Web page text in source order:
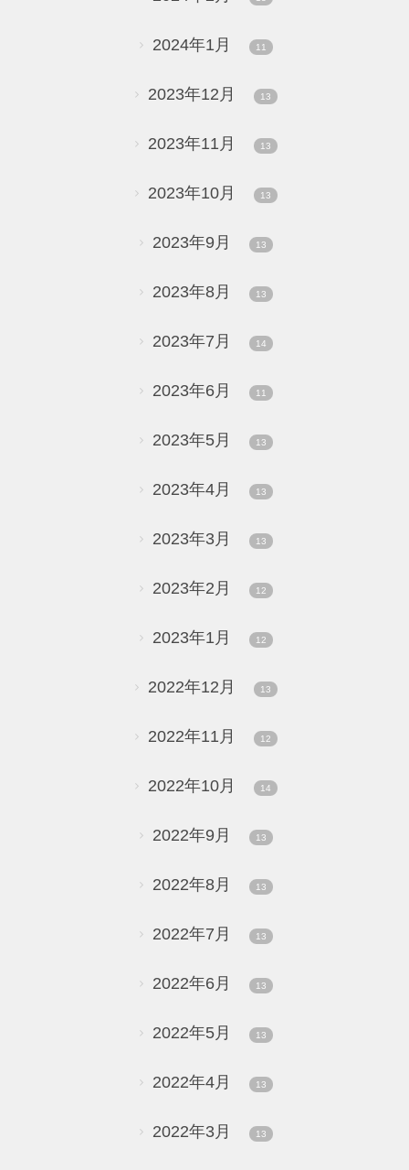
2024年1月 11
2023年12月 13
2023年11月 13
2023年10月 13
2023年9月 13
2023年8月 13
2023年7月 14
2023年6月 11
2023年5月 13
2023年4月 13
2023年3月 13
2023年2月 12
2023年1月 12
2022年12月 13
2022年11月 12
2022年10月 14
2022年9月 13
2022年8月 13
2022年7月 13
2022年6月 13
2022年5月 13
2022年4月 13
2022年3月 13